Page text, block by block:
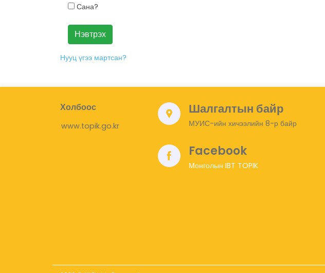
Сана?
Нууц үгээ мартсан?
Холбоос
www.topik.go.kr
Шалгалтын байр
МУИС-ийн хичээлийн 8-р байр
Facebook
Монголын IBT TOPIK